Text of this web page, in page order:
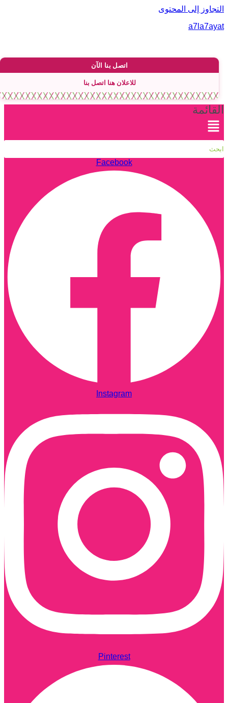
إلى المحتوى
اتصل بنا الآن
للاعلان هنا اتصل بنا
Facebook
Instagram
Pinterest